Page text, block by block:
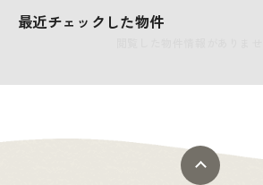
最近チェックした物件